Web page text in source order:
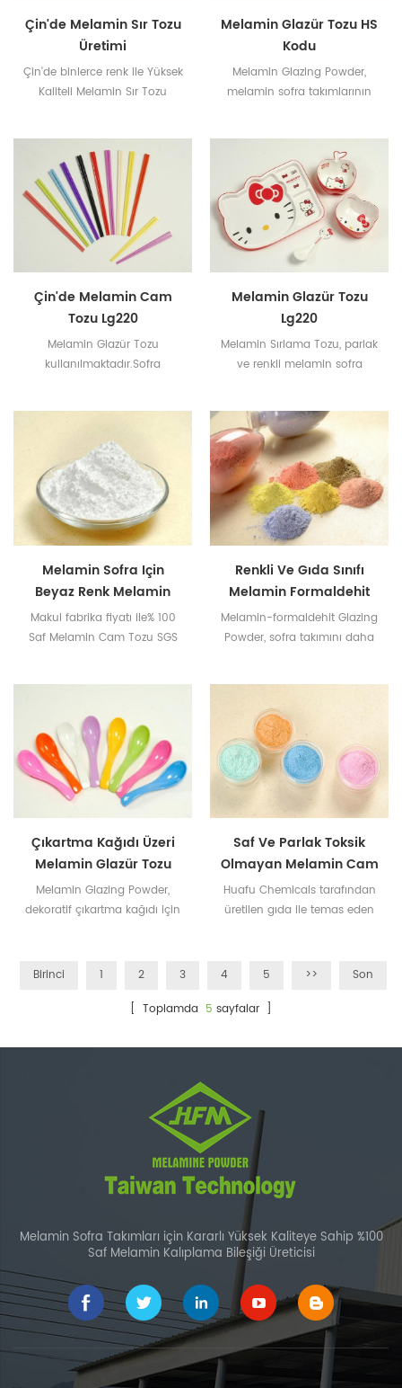
Çin'de Melamin Sır Tozu
Üretimi
Çin'de binlerce renk ile Yüksek
Kaliteli Melamin Sır Tozu
Melamin Glazür Tozu HS
Kodu
Melamin Glazing Powder,
melamin sofra takımlarının
Çin'de Melamin Cam
Tozu Lg220
Melamin Glazür Tozu
kullanılmaktadır.Sofra
koymak.
Melamin Glazür Tozu
Lg220
Melamin Sırlama Tozu, parlak
ve renkli melamin sofra
Melamin Sofra Için
Beyaz Renk Melamin
Sırlama Tozu
Makul fabrika fiyatı ile% 100
Saf Melamin Cam Tozu SGS
Renkli Ve Gıda Sınıfı
Melamin Formaldehit
Cam Tozu
Melamin-formaldehit Glazing
Powder, sofra takımını daha
Çıkartma Kağıdı Üzeri
Melamin Glazür Tozu
Melamin Glazing Powder,
dekoratif çıkartma kağıdı için
Saf Ve Parlak Toksik
Olmayan Melamin Cam
Tozu
Huafu Chemicals tarafından
üretilen gıda ile temas eden
Sertifikalarını geçmiştir.
Birinci 1 2 3 4 5 >>
Son
[ Toplamda 5 sayfalar ]
Melamin Sofra Takımları için Kararlı Yüksek Kaliteye Sahip %100
Saf Melamin Kalıplama Bileşiği Üreticisi